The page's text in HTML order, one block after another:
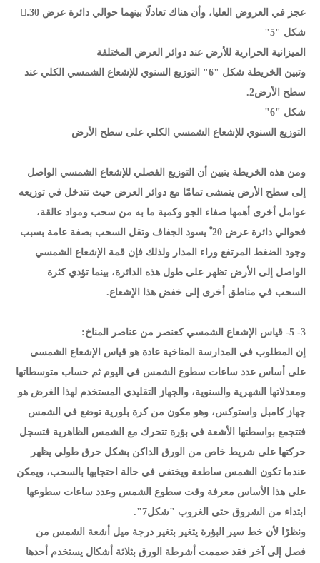
عجز في العروض العليا، وأن هناك تعادلًا بينهما حوالي دائرة عرض 30.ْ
شكل "5"
الميزانية الحرارية للأرض عند دوائر العرض المختلفة
وتبين الخريطة شكل "6" التوزيع السنوي للإشعاع الشمسي الكلي عند
سطح الأرض2.
شكل "6"
التوزيع السنوي للإشعاع الشمسي الكلي على سطح الأرض
ومن هذه الخريطة يتبين أن التوزيع الفصلي للإشعاع الشمسي الواصل
إلى سطح الأرض يتمشى تمامًا مع دوائر العرض حيث تتدخل في توزيعه
عوامل أخرى أهمها صفاء الجو وكمية ما به من سحب ومواد عالقة،
فحوالي دائرة عرض 20 ْ يسود الجفاف وتقل السحب بصفة عامة بسبب
وجود الضغط المرتفع وراء المدار ولذلك فإن قمة الإشعاع الشمسي
الواصل إلى الأرض تظهر على طول هذه الدائرة، بينما تؤدي كثرة
السحب في مناطق أخرى إلى خفض هذا الإشعاع.
3- 5- قياس الإشعاع الشمسي كعنصر من عناصر المناخ:
إن المطلوب في المدارسة المناخية عادة هو قياس الإشعاع الشمسي
على أساس عدد ساعات سطوع الشمس في اليوم ثم حساب متوسطاتها
ومعدلاتها الشهرية والسنوية، والجهاز التقليدي المستخدم لهذا الغرض هو
جهاز كامبل واستوكس، وهو مكون من كرة بلورية توضع في الشمس
فتتجمع بواسطتها الأشعة في بؤرة تتحرك مع الشمس الظاهرية فتسجل
حركتها على شريط خاص من الورق الداكن بشكل حرق طولي يظهر
عندما تكون الشمس ساطعة ويختفي في حالة احتجابها بالسحب، ويمكن
على هذا الأساس معرفة وقت سطوع الشمس وعدد ساعات سطوعها
ابتداء من الشروق حتى الغروب "شكل7".
ونظرًا لأن خط سير البؤرة يتغير بتغير درجة ميل أشعة الشمس من
فصل إلى آخر فقد صممت أشرطة الورق بثلاثة أشكال يستخدم أحدها